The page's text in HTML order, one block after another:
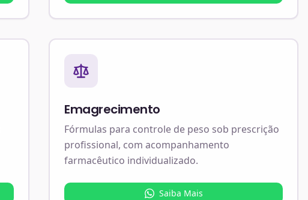
Emagrecimento
Fórmulas para controle de peso sob prescrição
profissional, com acompanhamento
farmacêutico individualizado.
Saiba Mais